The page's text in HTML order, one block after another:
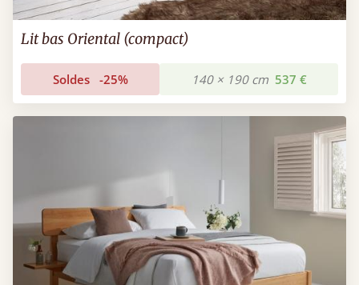
Lit bas Oriental (compact)
Soldes -25% 140 × 190 cm 537 €